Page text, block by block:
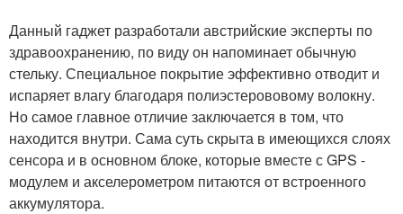
Данный гаджет разработали австрийские эксперты по
здравоохранению, по виду он напоминает обычную
стельку. Специальное покрытие эффективно отводит и
испаряет влагу благодаря полиэстерововому волокну.
Но самое главное отличие заключается в том, что
находится внутри. Сама суть скрыта в имеющихся слоях
сенсора и в основном блоке, которые вместе с GPS -
модулем и акселерометром питаются от встроенного
аккумулятора.